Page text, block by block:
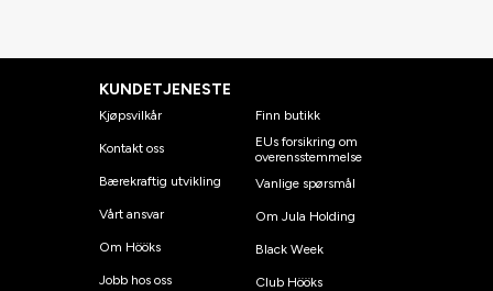
KUNDETJENESTE
Kjøpsvilkår
Kontakt oss
Bærekraftig utvikling
Vårt ansvar
Om Hööks
Jobb hos oss
Finn butikk
EUs forsikring om
overensstemmelse
Vanlige spørsmål
Om Jula Holding
Black Week
Club Hööks